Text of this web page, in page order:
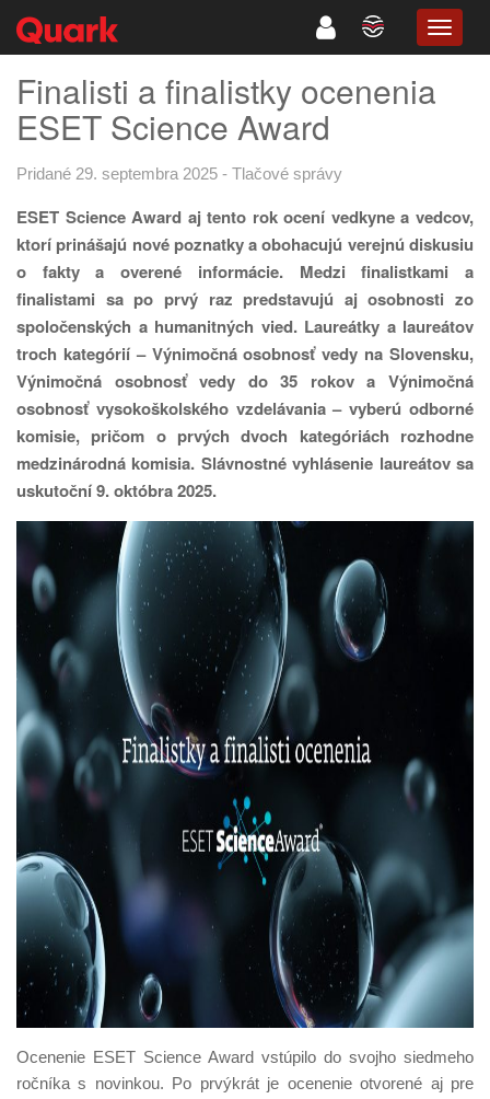
Finalisti a finalistky ocenenia
ESET Science Award
Pridané 29. septembra 2025 - Tlačové správy
ESET Science Award aj tento rok ocení vedkyne a vedcov,
ktorí prinášajú nové poznatky a obohacujú verejnú diskusiu
o fakty a overené informácie. Medzi finalistkami a
finalistami sa po prvý raz predstavujú aj osobnosti zo
spoločenských a humanitných vied. Laureátky a laureátov
troch kategórií – Výnimočná osobnosť vedy na Slovensku,
Výnimočná osobnosť vedy do 35 rokov a Výnimočná
osobnosť vysokoškolského vzdelávania – vyberú odborné
komisie, pričom o prvých dvoch kategóriách rozhodne
medzinárodná komisia. Slávnostné vyhlásenie laureátov sa
uskutoční 9. októbra 2025.
Ocenenie ESET Science Award vstúpilo do svojho siedmeho
ročníka s novinkou. Po prvýkrát je ocenenie otvorené aj pre